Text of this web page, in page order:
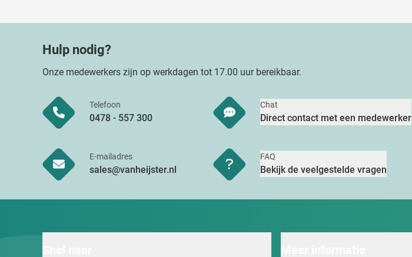
Hulp nodig?
Onze medewerkers zijn op werkdagen tot 17.00 uur bereikbaar.
Telefoon
0478 - 557 300
Chat
Direct contact met een medewerker
E-mailadres
sales@vanheijster.nl
FAQ
Bekijk de veelgestelde vragen